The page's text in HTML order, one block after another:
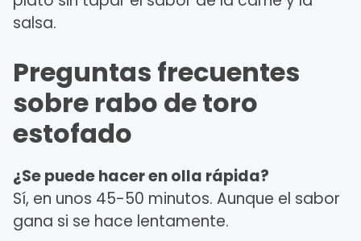
salsa.
Preguntas frecuentes
sobre rabo de toro
estofado
¿Se puede hacer en olla rápida?
Sí, en unos 45-50 minutos. Aunque el sabor
gana si se hace lentamente.